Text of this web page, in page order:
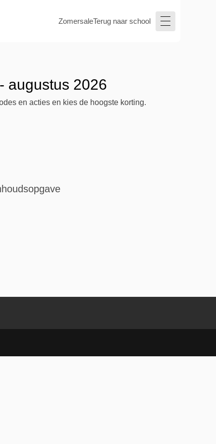
ZomersaleTerug naar school
augustus 2026
en acties en kies de hoogste korting.